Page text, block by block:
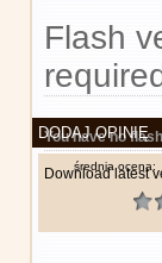
Flash
You have no
Download latest
DODAJ OPINIĘ
średnia ocena: